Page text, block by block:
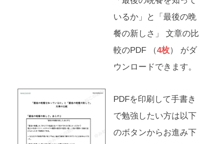
いるか」と「最後の晩
餐の新しさ」 文章の比
較のPDF （4枚） がダ
ウンロードできます。
PDFを印刷して手書き
で勉強したい方は以下
のボタンからお進み下